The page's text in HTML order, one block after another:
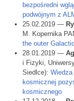
bezpośredni
podwójnym z
25.02.2019 —
M. Kopernika
the outer
28.01.2019 —
i Fizyki,
Siedlce): Wiedza
kosmicznej
kosmicznego